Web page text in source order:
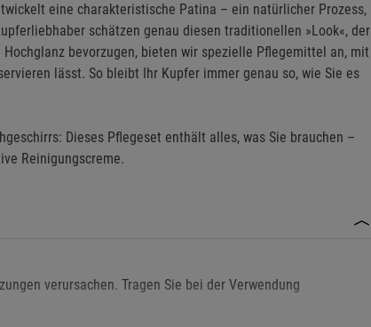
eine charakteristische Patina – ein natürlicher Prozess,
schätzen genau diesen traditionellen »Look«, der
bevorzugen, bieten wir spezielle Pflegemittel an, mit
lässt. So bleibt Ihr Kupfer immer genau so, wie Sie es
Dieses Pflegeset enthält alles, was Sie brauchen –
Reinigungscreme.
verursachen. Tragen Sie bei der Verwendung